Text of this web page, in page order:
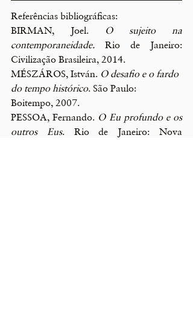
Referências bibliográficas:
BIRMAN, Joel. O sujeito na
contemporaneidade. Rio de Janeiro:
Civilização Brasileira, 2014.
MÉSZÁROS, István. O desafio e o fardo
do tempo histórico. São Paulo:
Boitempo, 2007.
PESSOA, Fernando. O Eu profundo e os
outros Eus. Rio de Janeiro: Nova